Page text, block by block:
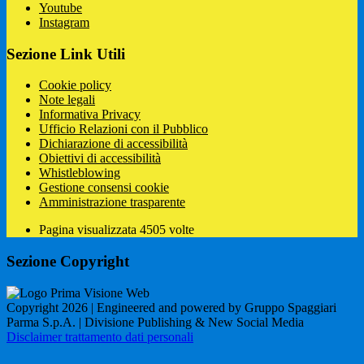
Youtube
Instagram
Sezione Link Utili
Cookie policy
Note legali
Informativa Privacy
Ufficio Relazioni con il Pubblico
Dichiarazione di accessibilità
Obiettivi di accessibilità
Whistleblowing
Gestione consensi cookie
Amministrazione trasparente
Pagina visualizzata 4505 volte
Sezione Copyright
Copyright 2026 | Engineered and powered by Gruppo Spaggiari
Parma S.p.A. | Divisione Publishing & New Social Media
Disclaimer trattamento dati personali